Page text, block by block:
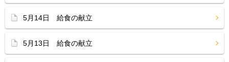
5月14日 給食の献立
5月13日 給食の献立